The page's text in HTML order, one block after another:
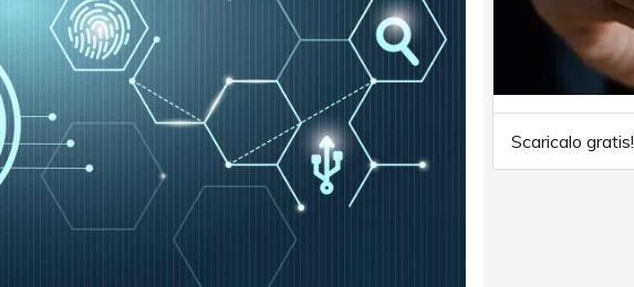
Scaricalo gratis!